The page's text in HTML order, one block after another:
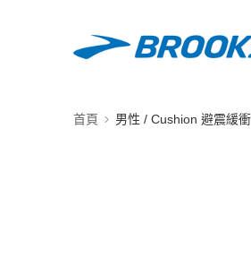
首頁 男性 / Cushion 避震緩衝